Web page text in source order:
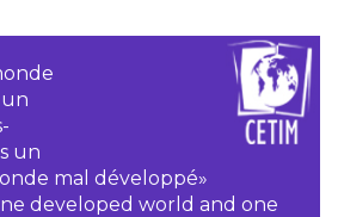
un
mal développé»
developed world and one